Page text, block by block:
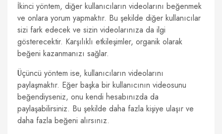
İkinci yöntem, diğer kullanıcıların videolarını beğenmek
ve onlara yorum yapmaktır. Bu şekilde diğer kullanıcılar
sizi fark edecek ve sizin videolarınıza da ilgi
gösterecektir. Karşılıklı etkileşimler, organik olarak
beğeni kazanmanızı sağlar.
Üçüncü yöntem ise, kullanıcıların videolarını
paylaşmaktır. Eğer başka bir kullanıcının videosunu
beğendiyseniz, onu kendi hesabınızda da
paylaşabilirsiniz. Bu şekilde daha fazla kişiye ulaşır ve
daha fazla beğeni alırsınız.